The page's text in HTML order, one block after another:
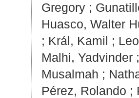
Gregory ;
Huasco, Walter
; Král, Kamil ;
Malhi, Yadvinder
Musalmah ;
Pérez, Rolando ;